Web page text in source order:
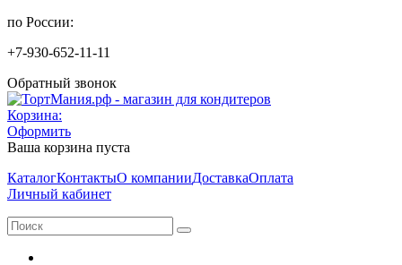
по России:
+7-930-652-11-11
Обратный звонок
Корзина:
Оформить
Ваша корзина пуста
КаталогКонтактыО компанииДоставкаОплата
Личный кабинет